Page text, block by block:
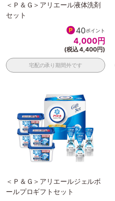
＜Ｐ＆Ｇ＞アリエール液体洗剤
セット
40ポイント
4,000円
(税込 4,400円)
宅配の承り期間外です
＜Ｐ＆Ｇ＞アリエールジェルボ
ールプロギフトセット